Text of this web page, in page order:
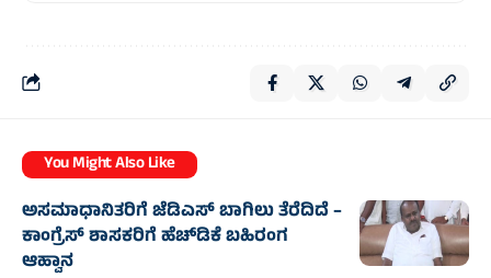
You Might Also Like
ಅಸಮಾಧಾನಿತರಿಗೆ ಜೆಡಿಎಸ್‌‍ ಬಾಗಿಲು ತೆರೆದಿದೆ –
ಕಾಂಗ್ರೆಸ್‌‍ ಶಾಸಕರಿಗೆ ಹೆಚ್‌ಡಿಕೆ ಬಹಿರಂಗ
ಆಹ್ವಾನ